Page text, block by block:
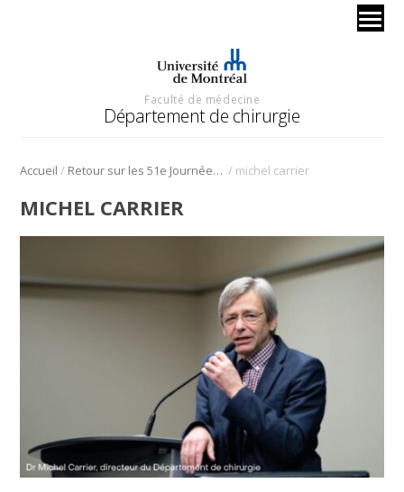
Faculté de médecine
Département de chirurgie
Accueil / Retour sur les 51e Journées scientifiques / michel carrier
MICHEL CARRIER